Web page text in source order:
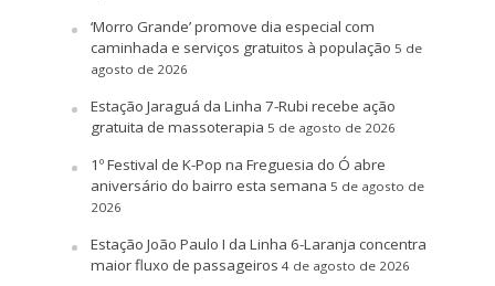
‘Morro Grande’ promove dia especial com
caminhada e serviços gratuitos à população 5 de
agosto de 2026
Estação Jaraguá da Linha 7-Rubi recebe ação
gratuita de massoterapia 5 de agosto de 2026
1º Festival de K-Pop na Freguesia do Ó abre
aniversário do bairro esta semana 5 de agosto de
2026
Estação João Paulo I da Linha 6-Laranja concentra
maior fluxo de passageiros 4 de agosto de 2026